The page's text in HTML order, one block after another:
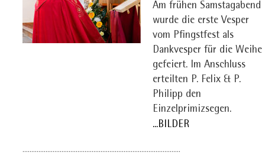
Am frühen Samstagabend
wurde die erste Vesper
vom Pfingstfest als
Dankvesper für die Weihe
gefeiert. Im Anschluss
erteilten P. Felix & P.
Philipp den
Einzelprimizsegen.
...BILDER
.........................................................................................